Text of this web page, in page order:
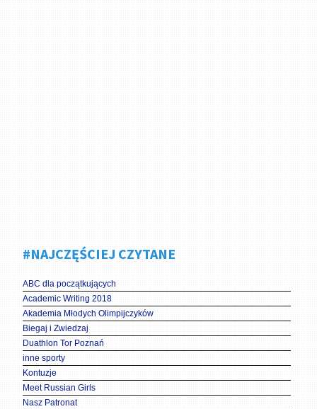
#NAJCZĘŚCIEJ CZYTANE
ABC dla początkujących
Academic Writing 2018
Akademia Młodych Olimpijczyków
Biegaj i Zwiedzaj
Duathlon Tor Poznań
inne sporty
Kontuzje
Meet Russian Girls
Nasz Patronat